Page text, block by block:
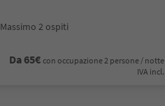
Massimo 2 ospiti
Da 65€ con occupazione 2 persone / notte
IVA incl.